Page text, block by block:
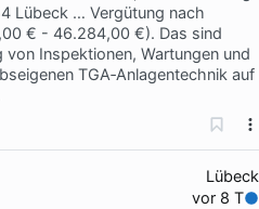
Lübeck … Vergütung nach
€ - 46.284,00 €). Das sind
Inspektionen, Wartungen und
TGA‑Anlagentechnik auf
Lübeck
vor 8 T